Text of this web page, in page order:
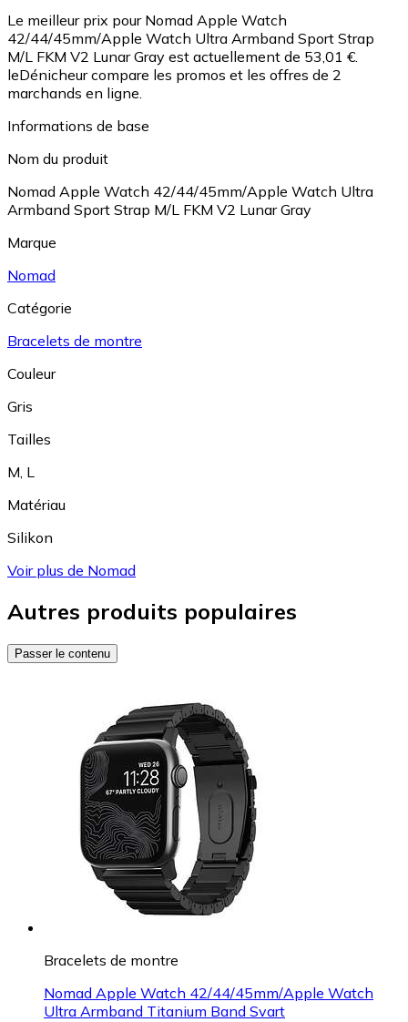
Le meilleur prix pour Nomad Apple Watch
42/44/45mm/Apple Watch Ultra Armband Sport Strap
M/L FKM V2 Lunar Gray est actuellement de 53,01 €.
leDénicheur compare les promos et les offres de 2
marchands en ligne.
Informations de base
Nom du produit
Nomad Apple Watch 42/44/45mm/Apple Watch Ultra
Armband Sport Strap M/L FKM V2 Lunar Gray
Marque
Nomad
Catégorie
Bracelets de montre
Couleur
Gris
Tailles
M, L
Matériau
Silikon
Voir plus de Nomad
Autres produits populaires
Passer le contenu
Bracelets de montre
Nomad Apple Watch 42/44/45mm/Apple Watch
Ultra Armband Titanium Band Svart